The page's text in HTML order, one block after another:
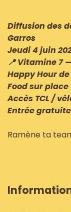
Diffusion des
Garros
Jeudi 4 juin
📍 Vitamine 7
Happy Hour de
Food sur place
Accès TCL /
Entrée gratuite
Ramène ta